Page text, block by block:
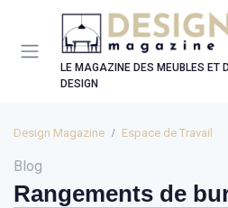
LE MAGAZINE DES MEUBLES ET
DESIGN
Design Magazine Espace de Travail
Blog
Rangements de
Panneau de gestion des cookies